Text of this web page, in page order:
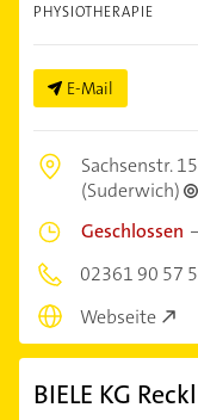
PHYSIOTHERAPIE
E-Mail
Sachsenstr.
(Suderwich)
Geschlossen
02361 90 57
Webseite
BIELE KG